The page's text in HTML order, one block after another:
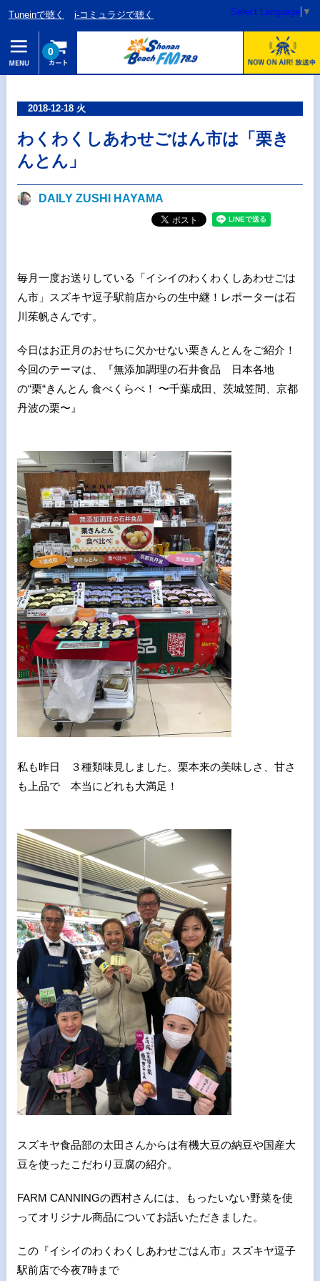
Tuneinで聴く i-コミュラジで聴く Select Language ▼
0
2018-12-18 火
わくわくしあわせごはん市は「栗き
んとん」
DAILY ZUSHI HAYAMA
毎月一度お送りしている「イシイのわくわくしあわせごは
ん市」スズキヤ逗子駅前店からの生中継！レポーターは石
川茱帆さんです。
今日はお正月のおせちに欠かせない栗きんとんをご紹介！
今回のテーマは、『無添加調理の石井食品 日本各地
の“栗“きんとん 食べくらべ！ 〜千葉成田、茨城笠間、京都
丹波の栗〜』
私も昨日 ３種類味見しました。栗本来の美味しさ、甘さ
も上品で 本当にどれも大満足！
スズキヤ食品部の太田さんからは有機大豆の納豆や国産大
豆を使ったこだわり豆腐の紹介。
FARM CANNINGの西村さんには、もったいない野菜を使
ってオリジナル商品についてお話いただきました。
この『イシイのわくわくしあわせごはん市』スズキヤ逗子
駅前店で今夜7時まで